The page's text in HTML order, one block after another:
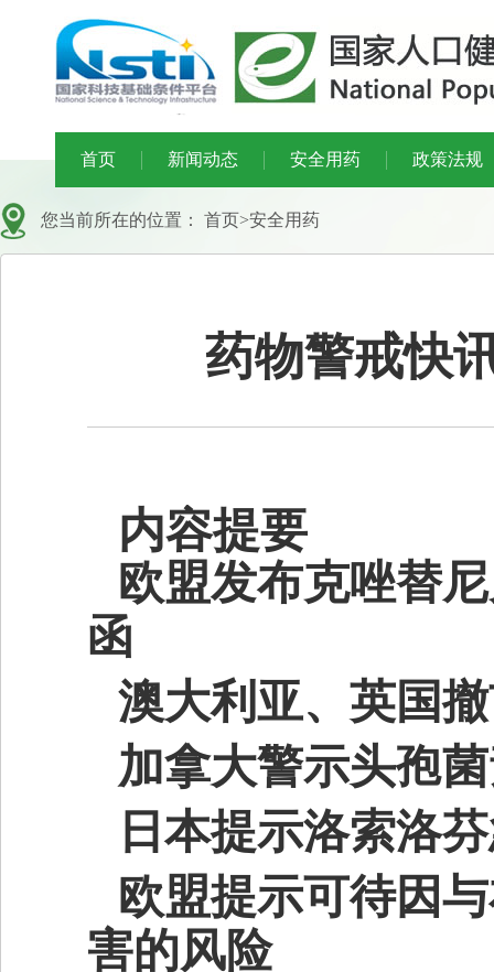
首页 新闻动态 安全用药 政策法规
您当前所在的位置： 首页>安全用药
药物警戒快
内容提要
欧盟发布克唑替
函
澳大利亚、英国
加拿大警示头孢
日本提示洛索洛
欧盟提示可待因
害的风险